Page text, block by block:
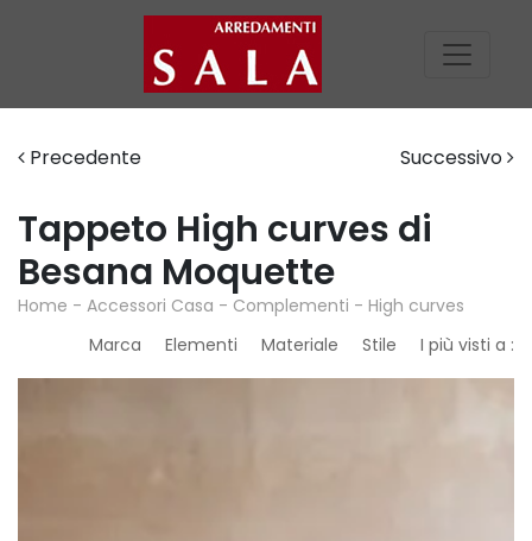
Precedente Successivo
Tappeto High curves di
Besana Moquette
Home - Accessori Casa - Complementi - High curves
Marca
Elementi Materiale Stile I più visti a :